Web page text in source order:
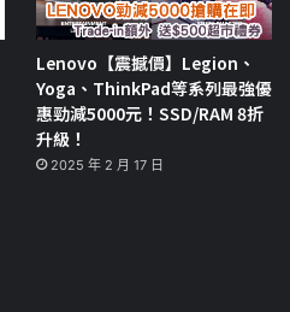
Lenovo【震撼價】Legion、
Yoga、ThinkPad等系列最強優
惠勁減5000元！SSD/RAM 8折
升級！
2025 年 2 月 17 日